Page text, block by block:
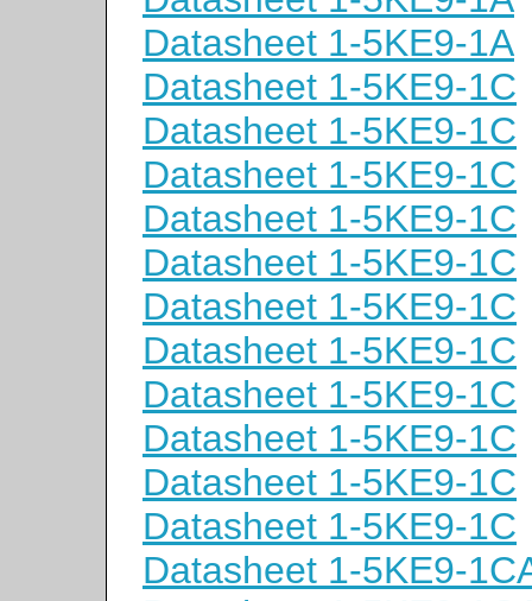
Datasheet 1-5KE9-1A
Datasheet 1-5KE9-1C
Datasheet 1-5KE9-1C
Datasheet 1-5KE9-1C
Datasheet 1-5KE9-1C
Datasheet 1-5KE9-1C
Datasheet 1-5KE9-1C
Datasheet 1-5KE9-1C
Datasheet 1-5KE9-1C
Datasheet 1-5KE9-1C
Datasheet 1-5KE9-1C
Datasheet 1-5KE9-1C
Datasheet 1-5KE9-